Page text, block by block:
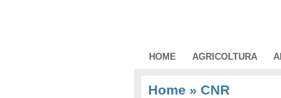
HOME AGRICOLTURA
Home » CNR